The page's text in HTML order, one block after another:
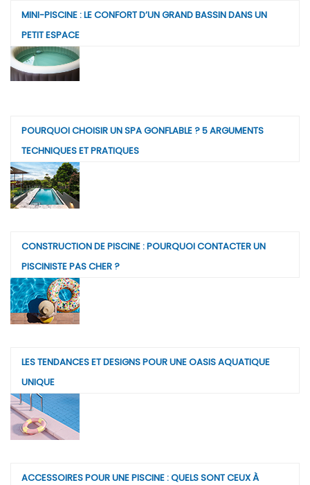
MINI-PISCINE : LE CONFORT D’UN GRAND BASSIN DANS UN
PETIT ESPACE
POURQUOI CHOISIR UN SPA GONFLABLE ? 5 ARGUMENTS
TECHNIQUES ET PRATIQUES
CONSTRUCTION DE PISCINE : POURQUOI CONTACTER UN
PISCINISTE PAS CHER ?
LES TENDANCES ET DESIGNS POUR UNE OASIS AQUATIQUE
UNIQUE
ACCESSOIRES POUR UNE PISCINE : QUELS SONT CEUX À